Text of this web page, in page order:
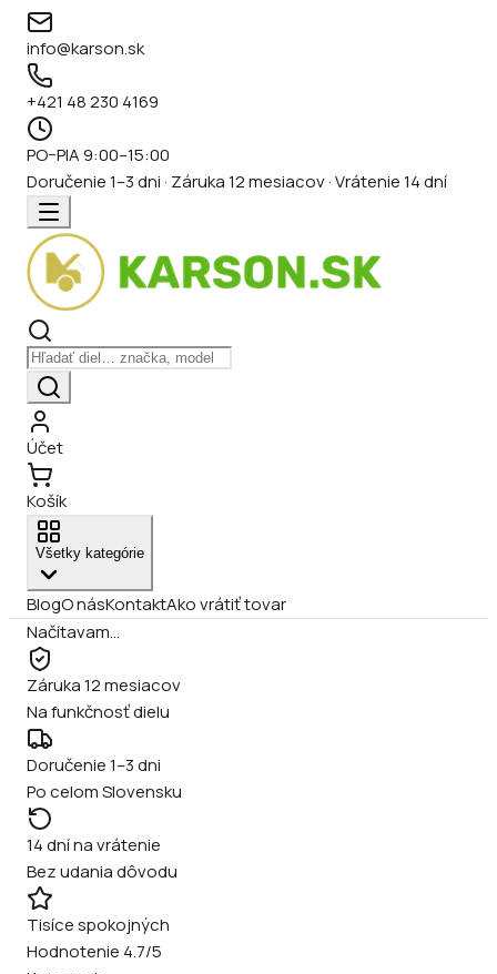
info@karson.sk
+421 48 230 4169
PO–PIA 9:00–15:00
Doručenie 1–3 dni · Záruka 12 mesiacov · Vrátenie 14 dní
Účet
Košík
Všetky kategórie
BlogO násKontaktAko vrátiť tovar
Načítavam…
Záruka 12 mesiacov
Na funkčnosť dielu
Doručenie 1–3 dni
Po celom Slovensku
14 dní na vrátenie
Bez udania dôvodu
Tisíce spokojných
Hodnotenie 4.7/5